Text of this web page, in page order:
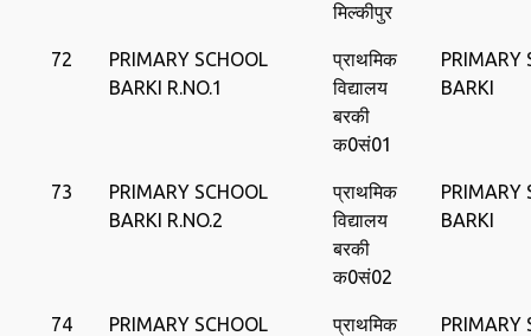
मिल्‍कीपुर
72
PRIMARY SCHOOL
BARKI R.NO.1
प्राथमिक
विद्यालय
बरकी
क0सं01
PRIMARY
BARKI
73
PRIMARY SCHOOL
BARKI R.NO.2
प्राथमिक
विद्यालय
बरकी
क0सं02
PRIMARY
BARKI
74
PRIMARY SCHOOL
प्राथमिक
PRIMARY